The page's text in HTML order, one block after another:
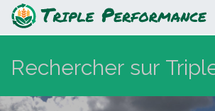
SARL du Kiekeput